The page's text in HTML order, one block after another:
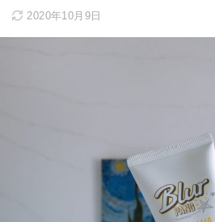
2020年10月9日